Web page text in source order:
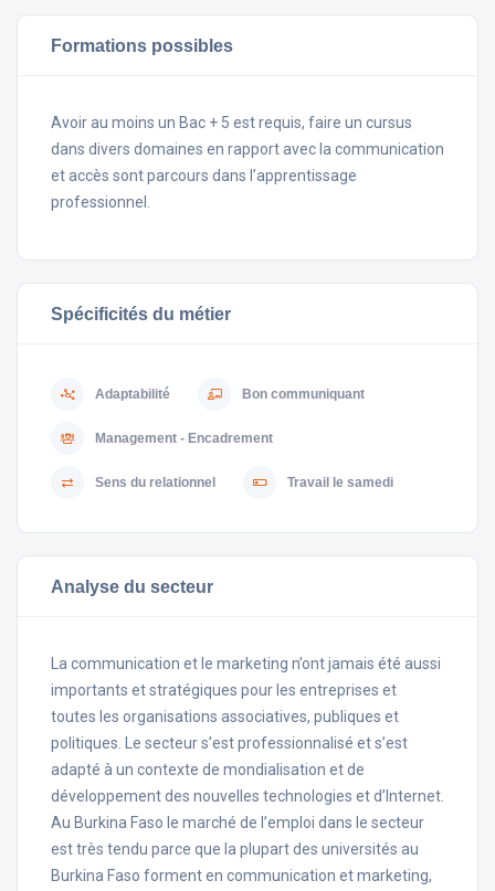
Formations possibles
Avoir au moins un Bac + 5 est requis, faire un cursus
dans divers domaines en rapport avec la communication
et accès sont parcours dans l’apprentissage
professionnel.
Spécificités du métier
Adaptabilité Bon communiquant
Management - Encadrement
Sens du relationnel Travail le samedi
Analyse du secteur
La communication et le marketing n’ont jamais été aussi
importants et stratégiques pour les entreprises et
toutes les organisations associatives, publiques et
politiques. Le secteur s’est professionnalisé et s’est
adapté à un contexte de mondialisation et de
développement des nouvelles technologies et d’Internet.
Au Burkina Faso le marché de l’emploi dans le secteur
est très tendu parce que la plupart des universités au
Burkina Faso forment en communication et marketing,